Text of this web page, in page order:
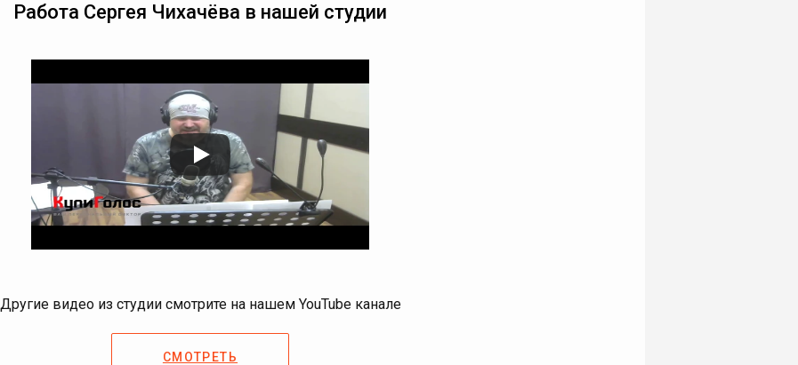
Работа Сергея Чихачёва в нашей студии
Другие видео из студии смотрите на нашем YouTube канале
СМОТРЕТЬ